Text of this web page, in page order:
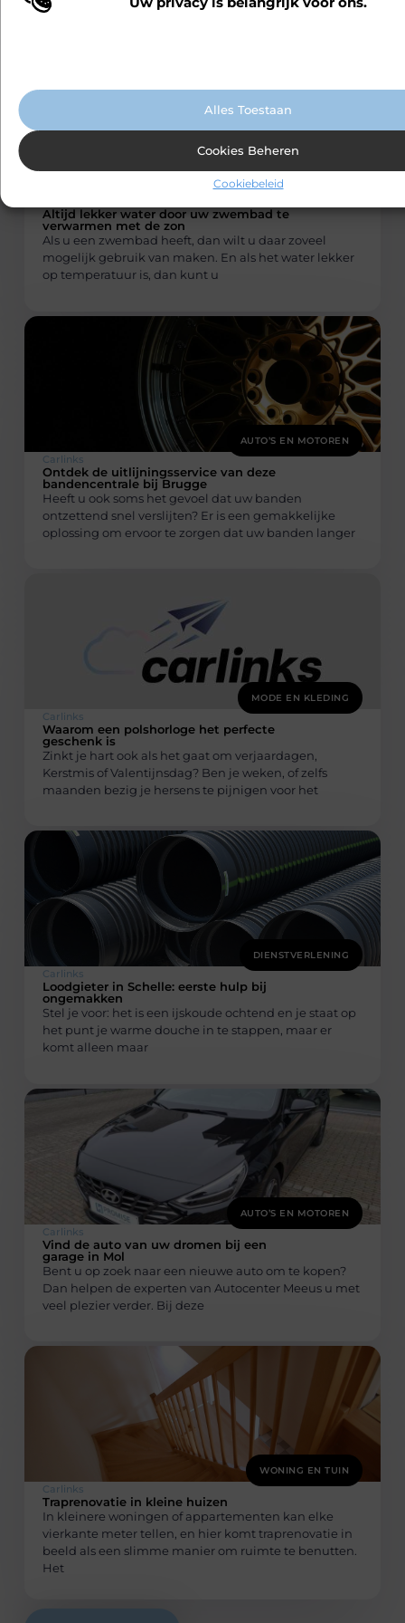
Wij maken gebruik van cookies en vergelijkbare technologieën om te
Alles Toestaan
Cookies Beheren
Cookiebeleid
vervoeren? Dan wil je natuurlijk dat
AANBIEDINGEN
Altijd lekker water door uw zwembad te
verwarmen met de zon
Als u een zwembad heeft, dan wilt u daar zoveel
mogelijk gebruik van maken. En als het water lekker
op temperatuur is, dan kunt u
AUTO’S EN MOTOREN
Carlinks
Ontdek de uitlijningsservice van deze
bandencentrale bij Brugge
Heeft u ook soms het gevoel dat uw banden
ontzettend snel verslijten? Er is een gemakkelijke
oplossing om ervoor te zorgen dat uw banden langer
MODE EN KLEDING
Carlinks
Waarom een polshorloge het perfecte
geschenk is
Zinkt je hart ook als het gaat om verjaardagen,
Kerstmis of Valentijnsdag? Ben je weken, of zelfs
maanden bezig je hersens te pijnigen voor het
DIENSTVERLENING
Carlinks
Loodgieter in Schelle: eerste hulp bij
ongemakken
Stel je voor: het is een ijskoude ochtend en je staat op
het punt je warme douche in te stappen, maar er
komt alleen maar
AUTO’S EN MOTOREN
Carlinks
Vind de auto van uw dromen bij een
garage in Mol
Bent u op zoek naar een nieuwe auto om te kopen?
Dan helpen de experten van Autocenter Meeus u met
veel plezier verder. Bij deze
WONING EN TUIN
Carlinks
Traprenovatie in kleine huizen
In kleinere woningen of appartementen kan elke
vierkante meter tellen, en hier komt traprenovatie in
beeld als een slimme manier om ruimte te benutten.
Het